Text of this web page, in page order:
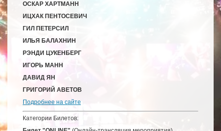
ОСКАР ХАРТМАНН
ИЦХАК ПЕНТОСЕВИЧ
ГИЛ ПЕТЕРСИЛ
ИЛЬЯ БАЛАХНИН
РЭНДИ ЦУКЕНБЕРГ
ИГОРЬ МАНН
ДАВИД ЯН
ГРИГОРИЙ АВЕТОВ
Подробнее на сайте
Категории Билетов: